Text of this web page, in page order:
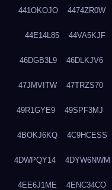
441OKOJO 4474ZR0W
44E14L85 44VA5KJF
46DGB3L9 46DLKJV6
47JMVITW 47TRZS70
49R1GYE9 49SPF3MJ
4BOKJ6KQ 4C9HCESS
4DWPQY14 4DYW6NWM
4EE6J1ME 4ENC34CO